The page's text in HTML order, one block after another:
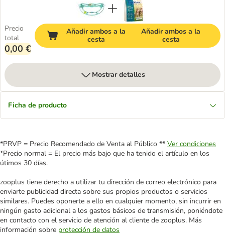
Precio
total
0,00 €
Añadir ambos a la
cesta
Añadir ambos a la
cesta
Mostrar detalles
Ficha de producto
*PRVP = Precio Recomendado de Venta al Público ** Ver condiciones
*Precio normal = El precio más bajo que ha tenido el artículo en los
útimos 30 días.
zooplus tiene derecho a utilizar tu dirección de correo electrónico para
enviarte publicidad directa sobre sus propios productos o servicios
similares. Puedes oponerte a ello en cualquier momento, sin incurrir en
ningún gasto adicional a los gastos básicos de transmisión, poniéndote
en contacto con el servicio de atención al cliente de zooplus. Más
información sobre protección de datos